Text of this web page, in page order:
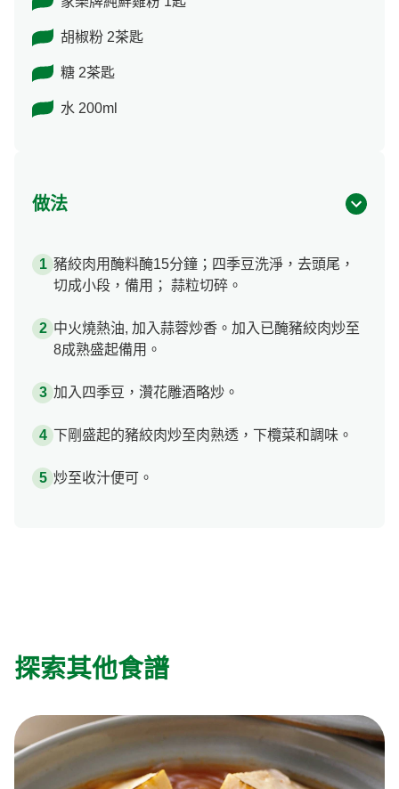
胡椒粉 2茶匙
糖 2茶匙
水 200ml
做法
豬絞肉用醃料醃15分鐘；四季豆洗淨，去頭尾，
切成小段，備用； 蒜粒切碎。
中火燒熱油, 加入蒜蓉炒香。加入已醃豬絞肉炒至
8成熟盛起備用。
加入四季豆，灒花雕酒略炒。
下剛盛起的豬絞肉炒至肉熟透，下欖菜和調味。
炒至收汁便可。
探索其他食譜